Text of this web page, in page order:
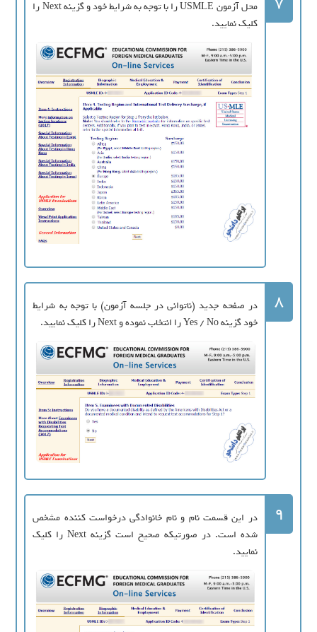
محل آزمون USMLE را با توجه به شرایط خود و گزینه Next را
کلیک نمایید.
8
در صفحه جدید (ناتوانی در جلسه آزمون) با توجه به شرایط
خود گزینه Yes / No را انتخاب نموده و Next را کلیک نمایید.
9
در این قسمت نام و نام خانوادگی درخواست کننده مشخص
شده است. در صورتیکه صحیح است گزینه Next را کلیک
نمایید.